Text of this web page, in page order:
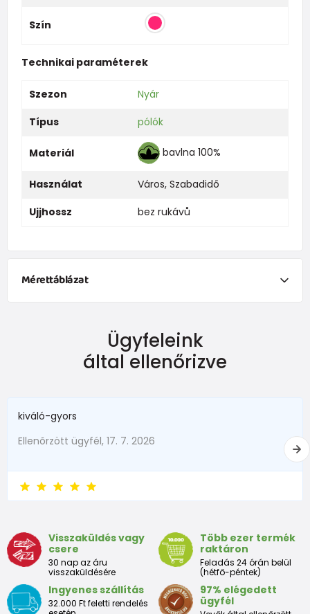
Szín
Technikai paraméterek
Szezon
Nyár
Típus
pólók
Materiál bavlna 100%
Használat Város, Szabadidő
Ujjhossz
bez rukávů
Mérettáblázat
Înălțime (cm)
New Baby do 50 do 3,4
1 - 3 luni
6 - 9 luni
Tabelul de dimensiuni aproximative pentru copii mici
Dimensiune
Înălțime
Peste
bust
Taliei
Peste
Ügyfeleink
által ellenőrizve
kiváló-gyors
Ellenõrzött ügyfél, 17. 7. 2026
Visszaküldés vagy
csere
30 nap az áru
visszaküldésére
Több ezer termék
raktáron
Feladás 24 órán belül
(hétfő-péntek)
Ingyenes szállítás
32.000 Ft feletti rendelés
97% elégedett
ügyfél